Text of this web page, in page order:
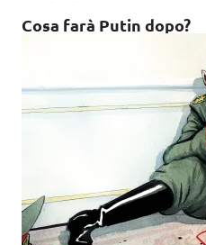
Cosa farà Putin dopo?